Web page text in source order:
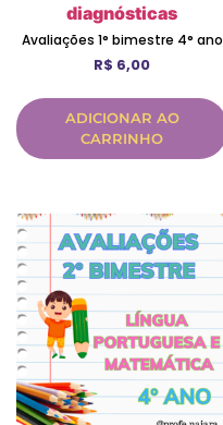
diagnósticas
Avaliações 1° bimestre 4° ano
R$ 6,00
ADICIONAR AO
CARRINHO